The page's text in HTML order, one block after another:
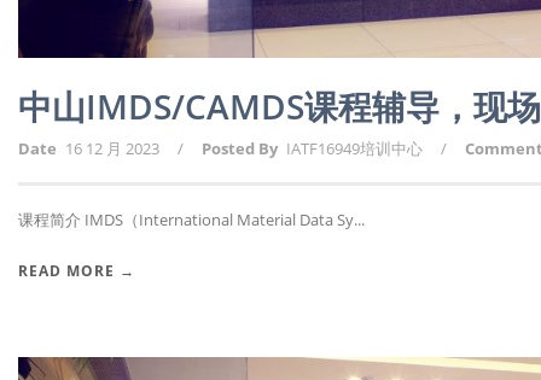
中山IMDS/CAMDS课程辅导，现
Date 16 12 月 2023 / Posted By IATF16949培训中心 /
课程简介 IMDS（International Material Data Sy...
READ MORE →